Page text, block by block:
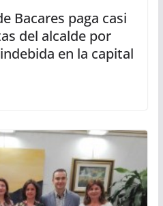
Bacares paga casi
del alcalde por
en la capital